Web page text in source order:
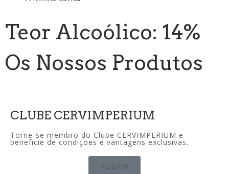
Teor Alcoólico: 14%
Os Nossos Produtos
CLUBE CERVIMPERIUM
Torne-se membro do Clube CERVIMPERIUM e
beneficie de condições e vantagens exclusivas.
ADERIR